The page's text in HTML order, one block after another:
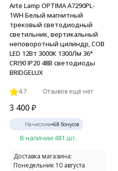
Arte Lamp OPTIMA A7290PL-
1WH Белый магнитный
трековый светодиодный
светильник, вертикальный
неповоротный цилиндр, COB
LED 12Вт 3000К 1300Лм 36°
CRI90 IP20 48В светодиоды
BRIDGELUX
4.7 Отзывов ещё нет
3 400₽
Начислим+68 бонусов
В наличии 481 шт.
Доставка магазина:
Понедельник 10 августа